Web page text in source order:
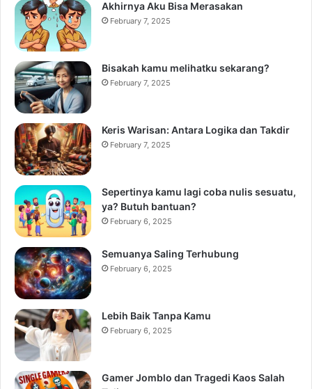
Akhirnya Aku Bisa Merasakan
February 7, 2025
Bisakah kamu melihatku sekarang?
February 7, 2025
Keris Warisan: Antara Logika dan Takdir
February 7, 2025
Sepertinya kamu lagi coba nulis sesuatu,
ya? Butuh bantuan?
February 6, 2025
Semuanya Saling Terhubung
February 6, 2025
Lebih Baik Tanpa Kamu
February 6, 2025
Gamer Jomblo dan Tragedi Kaos Salah